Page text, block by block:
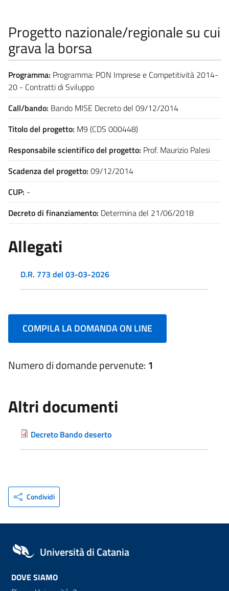
Progetto nazionale/regionale su cui
grava la borsa
Programma: Programma: PON Imprese e Competitività 2014-
20 - Contratti di Sviluppo
Call/bando: Bando MISE Decreto del 09/12/2014
Titolo del progetto: M9 (CDS 000448)
Responsabile scientifico del progetto: Prof. Maurizio Palesi
Scadenza del progetto: 09/12/2014
CUP: -
Decreto di finanziamento: Determina del 21/06/2018
Allegati
D.R. 773 del 03-03-2026
COMPILA LA DOMANDA ON LINE
Numero di domande pervenute: 1
Altri documenti
Decreto Bando deserto
Condividi
Università di Catania
DOVE SIAMO